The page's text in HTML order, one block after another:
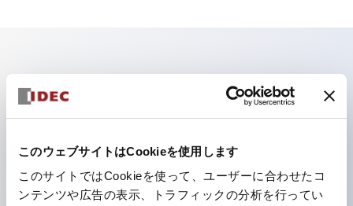
このウェブサイトはCookieを使用します
このサイトではCookieを使って、ユーザーに合わせたコ
ンテンツや広告の表示、トラフィックの分析を行ってい
主な特長
照光ユニットの低電圧タイプ（6～24Vタイプ）は
2026年1月より新カタログモデルの製品に順次切り替え
予定
パネルへの取付強度が要求される用途や北米向け機械な